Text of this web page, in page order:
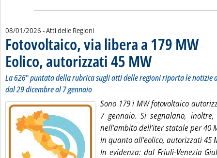
08/01/2026 - Atti delle Regioni
Fotovoltaico, via libera a 179 MW
Eolico, autorizzati 45 MW. Sottotitolo: La 626°
. Pubblicata giovedì 08
La 626° puntata della rubrica sugli atti delle regioni riporta le
dal 29 dicembre al 7 gennaio
Sono 179 i MW fotovoltaico
7 gennaio. Si segnalano,
nell’ambito dell’iter statale per 40
In quanto all’eolico, autorizzati 45
In evidenza: dal Friuli-Venezia